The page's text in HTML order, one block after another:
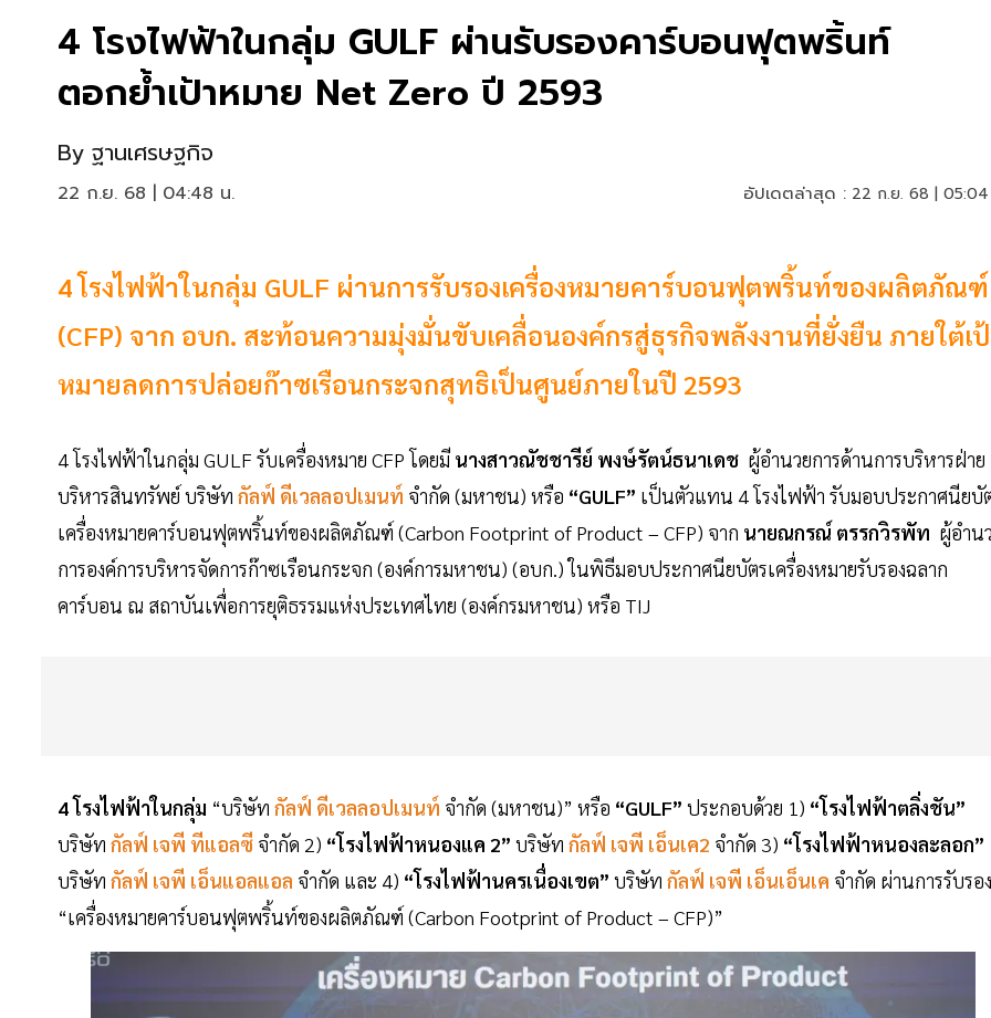
4 โรงไฟฟ้าในกลุ่ม GULF ผ่านรับรองคาร์บอนฟุตพริ้นท์
ตอกย้ำเป้าหมาย Net Zero ปี 2593
By ฐานเศรษฐกิจ
22 ก.ย. 68 | 04:48 น. อัปเดตล่าสุด : 22 ก.ย. 68 |
4 โรงไฟฟ้าในกลุ่ม GULF ผ่านการรับรองเครื่องหมายคาร์บอนฟุตพริ้นท์ของผลิตภัณฑ์
(CFP) จาก อบก. สะท้อนความมุ่งมั่นขับเคลื่อนองค์กรสู่ธุรกิจพลังงานที่ยั่งยืน ภายใต้เ
หมายลดการปล่อยก๊าซเรือนกระจกสุทธิเป็นศูนย์ภายในปี 2593
4 โรงไฟฟ้าในกลุ่ม GULF รับเครื่องหมาย CFP โดยมี นางสาวณัชชารีย์ พงษ์รัตน์ธนาเดช ผู้อำนวยการด้านการบริหารฝ่าย
บริหารสินทรัพย์ บริษัท กัลฟ์ ดีเวลลอปเมนท์ จำกัด (มหาชน) หรือ “GULF” เป็นตัวแทน 4 โรงไฟฟ้า รับมอบประกาศนียบั
เครื่องหมายคาร์บอนฟุตพริ้นท์ของผลิตภัณฑ์ (Carbon Footprint of Product – CFP) จาก นายณกรณ์ ตรรกวิรพัท ผู้อำน
การองค์การบริหารจัดการก๊าซเรือนกระจก (องค์การมหาชน) (อบก.) ในพิธีมอบประกาศนียบัตรเครื่องหมายรับรองฉลาก
คาร์บอน ณ สถาบันเพื่อการยุติธรรมแห่งประเทศไทย (องค์กรมหาชน) หรือ TIJ
4 โรงไฟฟ้าในกลุ่ม “บริษัท กัลฟ์ ดีเวลลอปเมนท์ จำกัด (มหาชน)” หรือ “GULF” ประกอบด้วย 1) “โรงไฟฟ้าตลิ่งชัน”
บริษัท กัลฟ์ เจพี ทีแอลซี จำกัด 2) “โรงไฟฟ้าหนองแค 2” บริษัท กัลฟ์ เจพี เอ็นเค2 จำกัด 3) “โรงไฟฟ้าหนองละลอก”
บริษัท กัลฟ์ เจพี เอ็นแอลแอล จำกัด และ 4) “โรงไฟฟ้านครเนื่องเขต” บริษัท กัลฟ์ เจพี เอ็นเอ็นเค จำกัด ผ่านการรับรอง
“เครื่องหมายคาร์บอนฟุตพริ้นท์ของผลิตภัณฑ์ (Carbon Footprint of Product – CFP)”